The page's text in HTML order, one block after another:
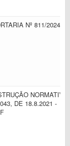
Nº 811/2024
NORMATIVA
DE 18.8.2021 -